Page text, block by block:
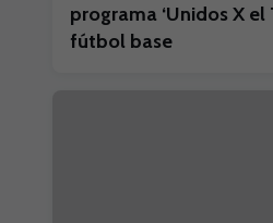
programa ‘Unidos X
fútbol base